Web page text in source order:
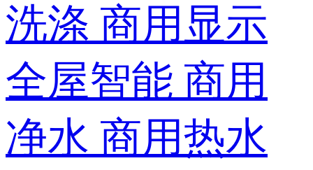
洗涤 商用显示
全屋智能 商用
净水 商用热水